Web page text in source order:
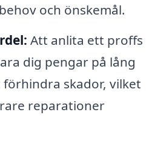
och önskemål.
Att anlita ett proffs
dig pengar på lång
skador, vilket
reparationer